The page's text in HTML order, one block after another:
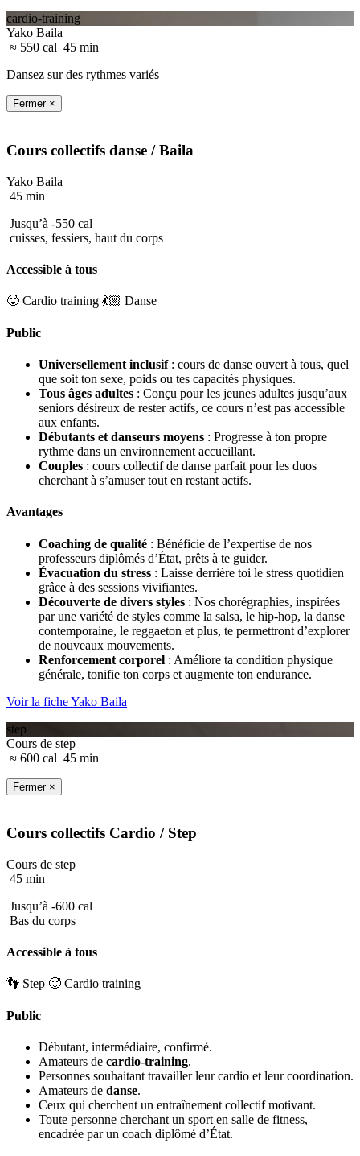
cardio-training
Yako Baila
≈ 550 cal 45 min
Dansez sur des rythmes variés
Fermer ×
Cours collectifs danse / Baila
Yako Baila
45 min
Jusqu’à -550 cal
cuisses, fessiers, haut du corps
Accessible à tous
🥵 Cardio training 💃🏼 Danse
Public
Universellement inclusif: cours de danse ouvert à tous, quel
que soit ton sexe, poids ou tes capacités physiques.
Tous âges adultes : Conçu pour les jeunes adultes jusqu’aux
seniors désireux de rester actifs, ce cours n’est pas accessible
aux enfants.
Débutants et danseurs moyens : Progresse à ton propre
rythme dans un environnement accueillant.
Couples : cours collectif de danse parfait pour les duos
cherchant à s’amuser tout en restant actifs.
Avantages
Coaching de qualité : Bénéficie de l’expertise de nos
professeurs diplômés d’État, prêts à te guider.
Évacuation du stress : Laisse derrière toi le stress quotidien
grâce à des sessions vivifiantes.
Découverte de divers styles : Nos chorégraphies, inspirées
par une variété de styles comme la salsa, le hip-hop, la danse
contemporaine, le reggaeton et plus, te permettront d’explorer
de nouveaux mouvements.
Renforcement corporel : Améliore ta condition physique
générale, tonifie ton corps et augmente ton endurance.
Voir la fiche Yako Baila
step
Cours de step
≈ 600 cal 45 min
Fermer ×
Cours collectifs Cardio / Step
Cours de step
45 min
Jusqu’à -600 cal
Bas du corps
Accessible à tous
👣 Step 🥵 Cardio training
Public
Débutant, intermédiaire, confirmé.
Amateurs de cardio-training.
Personnes souhaitant travailler leur cardio et leur coordination.
Amateurs de danse.
Ceux qui cherchent un entraînement collectif motivant.
Toute personne cherchant un sport en salle de fitness,
encadrée par un coach diplômé d’État.